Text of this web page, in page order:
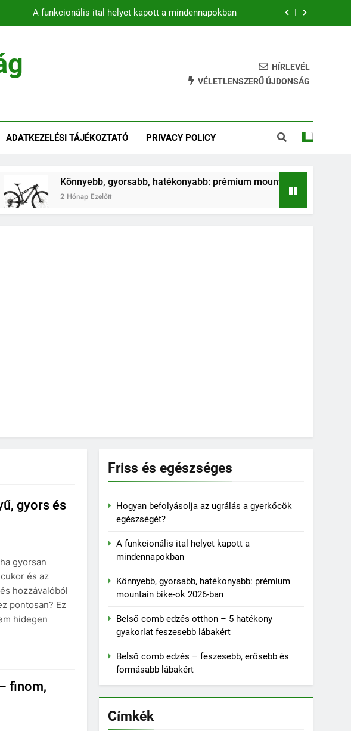
A funkcionális ital helyet kapott a mindennapokban
edzés otthon – 5 hatékony gyakorlat feszesebb lábakért
hatékonyabb: prémium mountain bike-ok 2026-ban
HÍRLEVÉL
VÉLETLENSZERŰ ÚJDONSÁG
ADATKEZELÉSI TÁJÉKOZTATÓ PRIVACY POLICY
Könnyebb, gyorsabb, hatékonyabb: prémium mountain bike-ok 2026-ban
2 Hónap Ezelőtt
gyors és
gyorsan
és az
hozzávalóból
pontosan? Ez
hidegen
finom,
Friss és egészséges
Hogyan befolyásolja az ugrálás a gyerkőcök
egészségét?
A funkcionális ital helyet kapott a
mindennapokban
Könnyebb, gyorsabb, hatékonyabb: prémium
mountain bike-ok 2026-ban
Belső comb edzés otthon – 5 hatékony
gyakorlat feszesebb lábakért
Belső comb edzés – feszesebb, erősebb és
formásabb lábakért
Címkék